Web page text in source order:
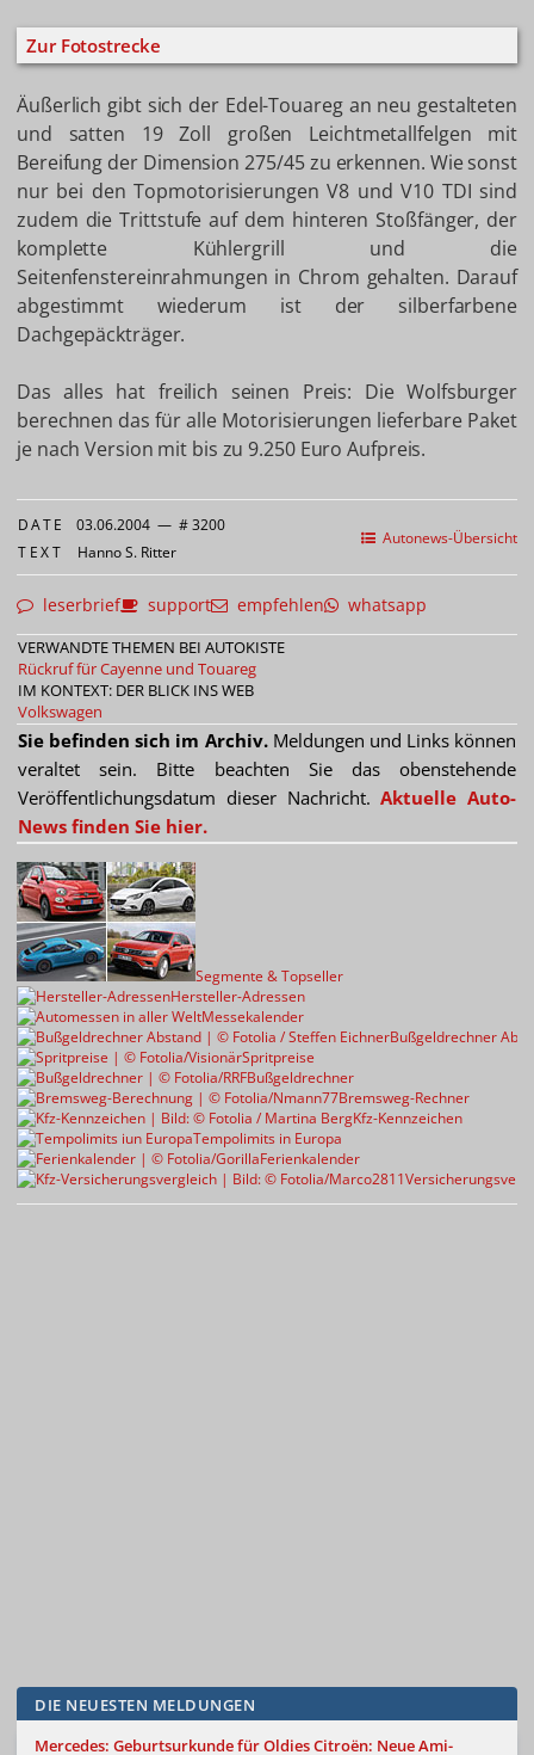
Zur Fotostrecke
Äußerlich gibt sich der Edel-Touareg an neu gestalteten
und satten 19 Zoll großen Leichtmetallfelgen mit
Bereifung der Dimension 275/45 zu erkennen. Wie sonst
nur bei den Topmotorisierungen V8 und V10 TDI sind
zudem die Trittstufe auf dem hinteren Stoßfänger, der
komplette Kühlergrill und die
Seitenfenstereinrahmungen in Chrom gehalten. Darauf
abgestimmt wiederum ist der silberfarbene
Dachgepäckträger.
Das alles hat freilich seinen Preis: Die Wolfsburger
berechnen das für alle Motorisierungen lieferbare Paket
je nach Version mit bis zu 9.250 Euro Aufpreis.
Autonews-Übersicht
DATE 03.06.2004 — # 3200
TEXT Hanno S. Ritter
leserbrief support empfehlen whatsapp
VERWANDTE THEMEN BEI AUTOKISTE
Rückruf für Cayenne und Touareg
IM KONTEXT: DER BLICK INS WEB
Volkswagen
Sie befinden sich im Archiv.Meldungen und Links können
veraltet sein. Bitte beachten Sie das obenstehende
Veröffentlichungsdatum dieser Nachricht.Aktuelle Auto-
News finden Sie hier.
Segmente & Topseller
Hersteller-Adressen
Messekalender
Bußgeldrechner
Spritpreise
Bußgeldrechner
Bremsweg-Rechner
Kfz-Kennzeichen
Tempolimits in Europa
Ferienkalender
DIE NEUESTEN MELDUNGEN
Mercedes: Geburtsurkunde für OldiesCitroën: Neue Ami-